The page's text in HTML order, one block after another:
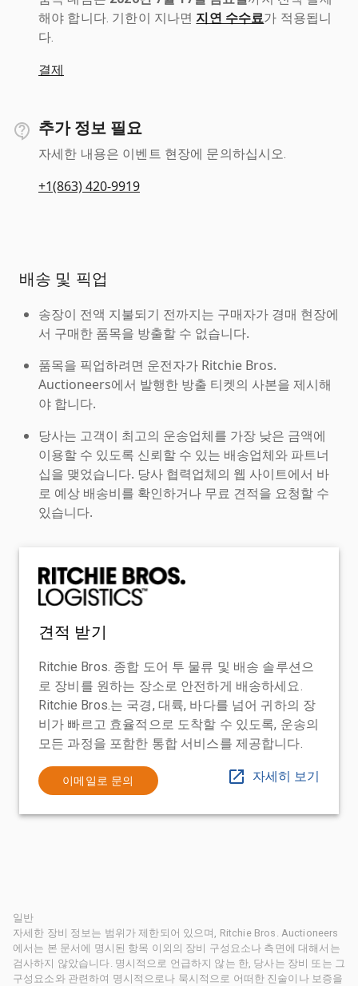
해야 합니다. 기한이 지나면 지연 수수료가 적용됩니
다.
결제
추가 정보 필요
자세한 내용은 이벤트 현장에 문의하십시오.
+1(863) 420-9919
배송 및 픽업
송장이 전액 지불되기 전까지는 구매자가 경매 현장에
서 구매한 품목을 방출할 수 없습니다.
품목을 픽업하려면 운전자가 Ritchie Bros.
Auctioneers에서 발행한 방출 티켓의 사본을 제시해
야 합니다.
당사는 고객이 최고의 운송업체를 가장 낮은 금액에
이용할 수 있도록 신뢰할 수 있는 배송업체와 파트너
십을 맺었습니다. 당사 협력업체의 웹 사이트에서 바
로 예상 배송비를 확인하거나 무료 견적을 요청할 수
있습니다.
견적 받기
Ritchie Bros. 종합 도어 투 물류 및 배송 솔루션으
로 장비를 원하는 장소로 안전하게 배송하세요.
Ritchie Bros.는 국경, 대륙, 바다를 넘어 귀하의 장
비가 빠르고 효율적으로 도착할 수 있도록, 운송의
모든 과정을 포함한 통합 서비스를 제공합니다.
이메일로 문의 자세히 보기
일반
자세한 장비 정보는 범위가 제한되어 있으며, Ritchie Bros. Auctioneers
에서는 본 문서에 명시된 항목 이외의 장비 구성요소나 측면에 대해서는
검사하지 않았습니다. 명시적으로 언급하지 않는 한, 당사는 장비 또는 그
구성요소와 관련하여 명시적으로나 묵시적으로 어떠한 진술이나 보증을